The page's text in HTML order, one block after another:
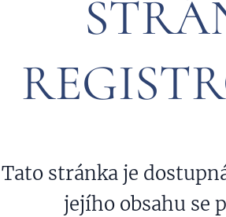
Tato stránka je
jejího obsahu se